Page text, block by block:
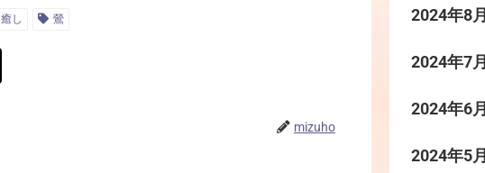
癒し 鶯
mizuho
2024年8月
2024年7月
2024年6月
2024年5月